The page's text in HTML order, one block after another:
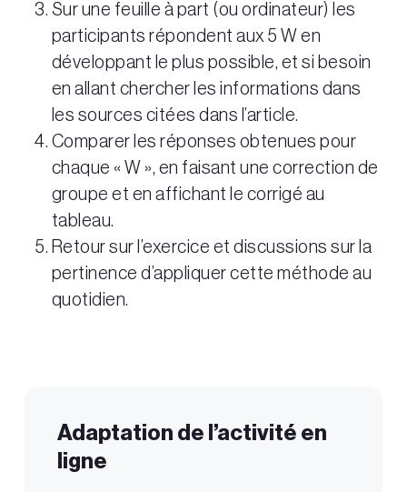
Sur une feuille à part (ou ordinateur) les
participants répondent aux 5 W en
développant le plus possible, et si besoin
en allant chercher les informations dans
les sources citées dans l’article.
Comparer les réponses obtenues pour
chaque « W », en faisant une correction de
groupe et en affichant le corrigé au
tableau.
Retour sur l’exercice et discussions sur la
pertinence d’appliquer cette méthode au
quotidien.
Adaptation de l’activité en
ligne